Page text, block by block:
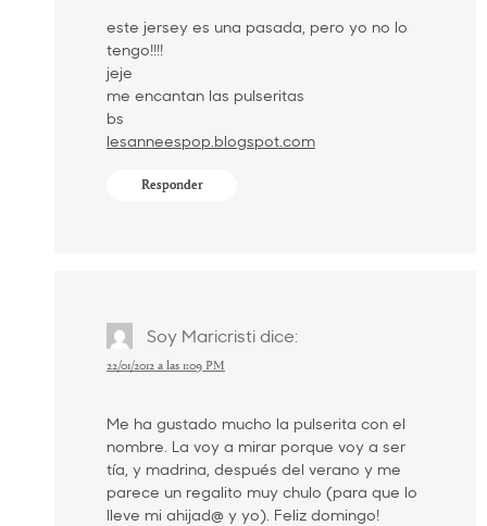
este jersey es una pasada, pero yo no lo
tengo!!!!
jeje
me encantan las pulseritas
bs
lesanneespop.blogspot.com
Responder
Soy Maricristi dice:
22/01/2012 a las 1:09 PM
Me ha gustado mucho la pulserita con el
nombre. La voy a mirar porque voy a ser
tía, y madrina, después del verano y me
parece un regalito muy chulo (para que lo
lleve mi ahijad@ y yo). Feliz domingo!